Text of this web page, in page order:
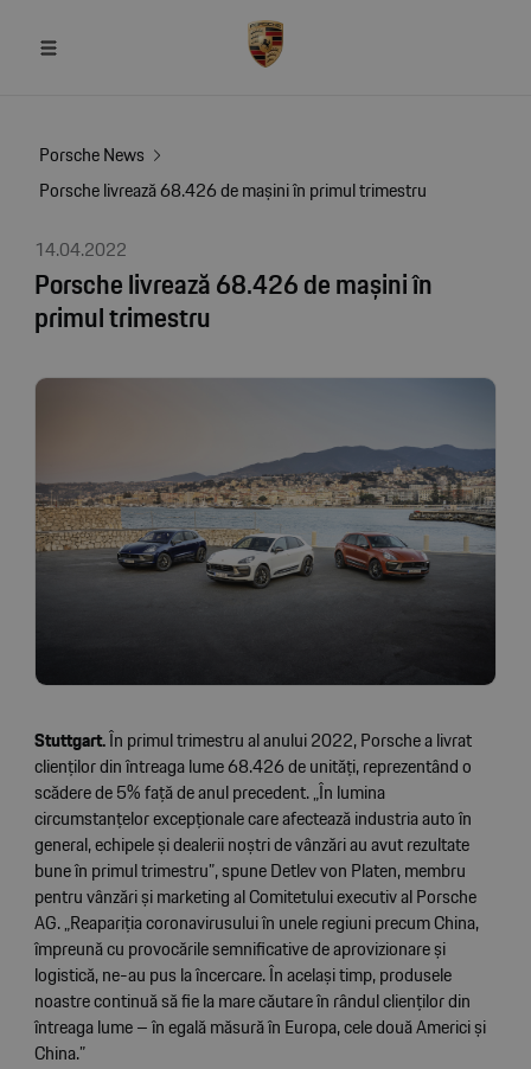
Porsche News
Porsche livrează 68.426 de mașini în primul trimestru
14.04.2022
Porsche livrează 68.426 de mașini în
primul trimestru
Stuttgart.În primul trimestru al anului 2022, Porsche a livrat
clienților din întreaga lume 68.426 de unități, reprezentând o
scădere de 5% față de anul precedent. „În lumina
circumstanțelor excepționale care afectează industria auto în
general, echipele și dealerii noștri de vânzări au avut rezultate
bune în primul trimestru”, spune Detlev von Platen, membru
pentru vânzări și marketing al Comitetului executiv al Porsche
AG. „Reapariția coronavirusului în unele regiuni precum China,
împreună cu provocările semnificative de aprovizionare și
logistică, ne-au pus la încercare. În același timp, produsele
noastre continuă să fie la mare căutare în rândul clienților din
întreaga lume – în egală măsură în Europa, cele două Americi și
China.”